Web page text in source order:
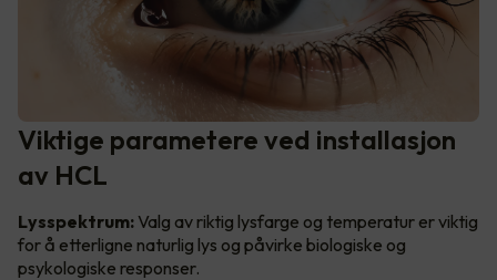
Viktige parametere ved installasjon
av HCL
Lysspektrum: Valg av riktig lysfarge og temperatur er viktig
for å etterligne naturlig lys og påvirke biologiske og
psykologiske responser.